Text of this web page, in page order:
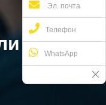
Эл. почта
Телефон
WhatsApp